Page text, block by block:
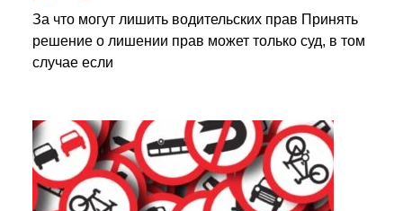
За что могут лишить водительских прав Принять
решение о лишении прав может только суд, в том
случае если